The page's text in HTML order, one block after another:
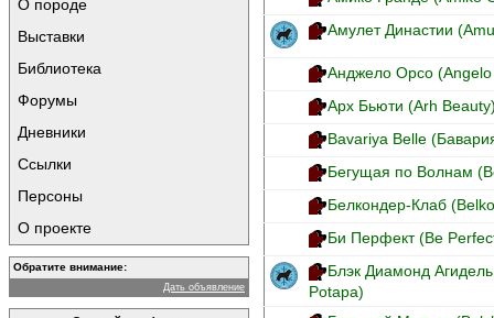
О породе
Выставки
Библиотека
Форумы
Дневники
Ссылки
Персоны
О проекте
Обратите внимание:
Дать объявление
Амулет Династии
Анджело Орсо
Арх Бьюти (Arh
Bavariya Belle
Бегущая по Волнам
Белкондер-Клаб
Би Перфект (Be
Блэк Диамонд
Potapa)